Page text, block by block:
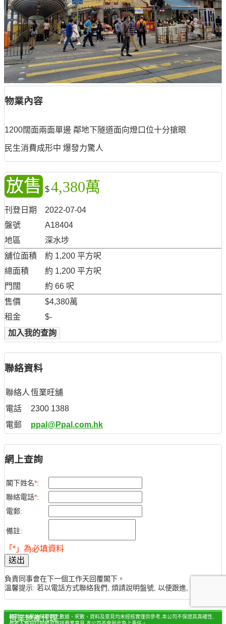
物業內容
1200闊面兩面單邊 鄰地下隧道面向燈口位十分搶眼
民生消費成形中 爆發力驚人
放售 $4,380萬
刊登日期
2022-07-04
盤號
A18404
地區
深水埗
舖位面積
約 1,200 平方呎
總面積
約 1,200 平方呎
門闊
約 66 呎
售價
$4,380萬
租金
$-
加入我的查詢
聯絡資料
聯絡人 恆業旺舖
電話
2300 1388
電郵
ppal@Ppal.com.hk
網上查詢
閣下姓名*:
聯絡電話*:
電郵:
備註:
「*」為必填資料
送出
負責同事會在下一個工作天回覆閣下。
溫馨提示: 若以電話方式聯絡我們, 煩請說明盤號, 以便跟進, 謝謝。
聲明：本網站所提供之數據、呎數、資料及意見均未經核實僅供參考,本公司不保證其真確性,
恆業地產代理